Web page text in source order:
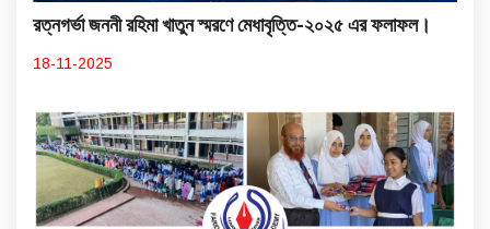
রত্নগর্ভা জননী রহিমা খাতুন স্মরণে মেধাবৃত্তি-২০২৫ এর ফলাফল।
18-11-2025